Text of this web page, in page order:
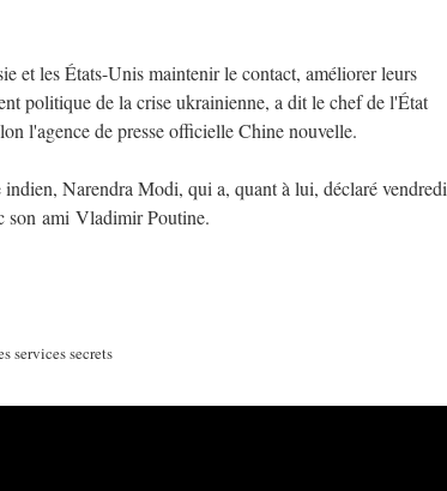
et les États-Unis maintenir le contact, améliorer leurs
politique de la crise ukrainienne, a dit le chef de l'État
l'agence de presse officielle Chine nouvelle.
Narendra Modi, qui a, quant à lui, déclaré vendredi
son ami Vladimir Poutine.